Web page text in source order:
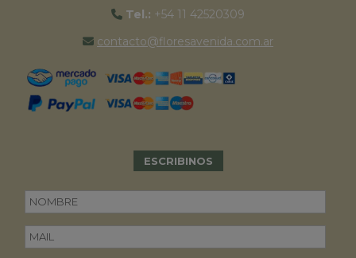
Tel.: +54 11 42520309
contacto@floresavenida.com.ar
ESCRIBINOS